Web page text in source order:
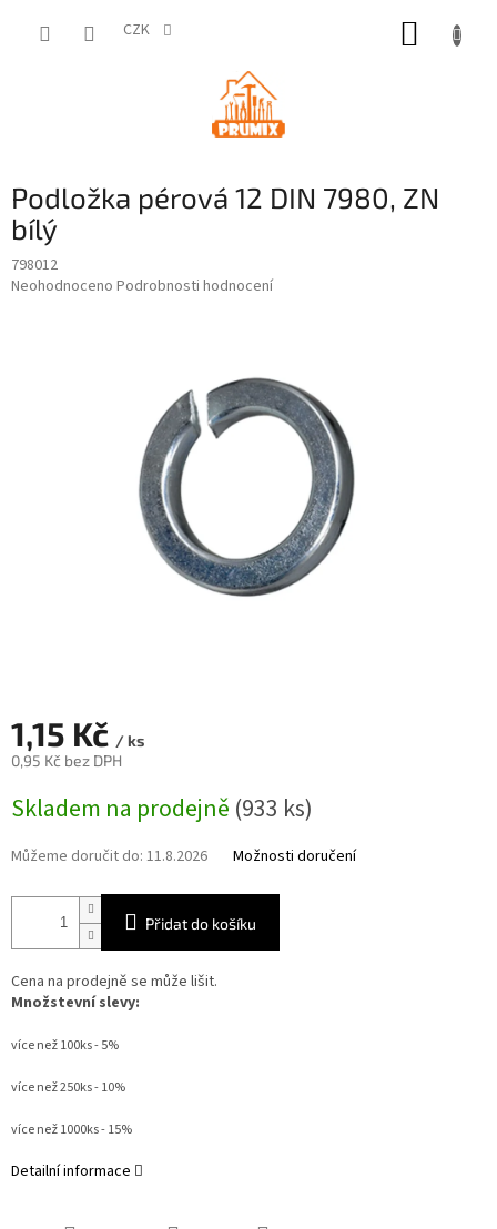
CZK
Podložka pérová 12 DIN 7980, ZN
bílý
798012
Průměrné
Neohodnoceno Podrobnosti hodnocení
1,15 Kč / ks
0,95 Kč bez DPH
cena:
Skladem na prodejně (933 ks)
Můžeme doručit do: 11.8.2026 Možnosti doručení
Přidat do košíku
Cena na prodejně se může lišit.
Množstevní slevy:
více než 100ks - 5%
více než 250ks - 10%
více než 1000ks - 15%
Detailní informace